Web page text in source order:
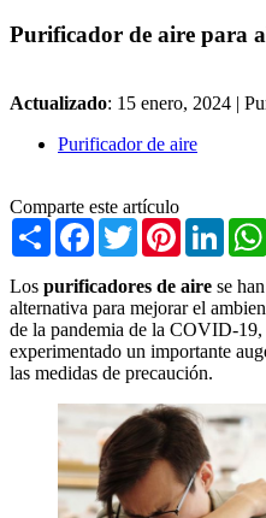
Purificador de aire para
Actualizado: 15 enero, 2024 |
Purificador de aire
Comparte este artículo
Share Facebook
TwitterPinterest
Los purificadores de aire se
alternativa para mejorar el
de la pandemia de la COVID-19,
experimentado un importante
las medidas de precaución.